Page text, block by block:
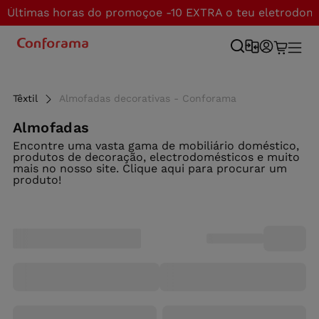
Últimas horas do promoçoe -10 EXTRA o teu
Têxtil Almofadas decorativas - Conforama
Almofadas
Encontre uma vasta gama de mobiliário doméstico,
produtos de decoração, electrodomésticos e muito
mais no nosso site. Clique aqui para procurar um
produto!